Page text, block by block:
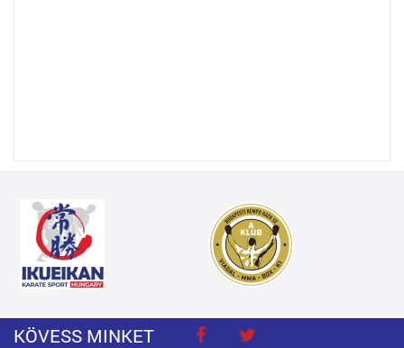
KÖVESS MINKET